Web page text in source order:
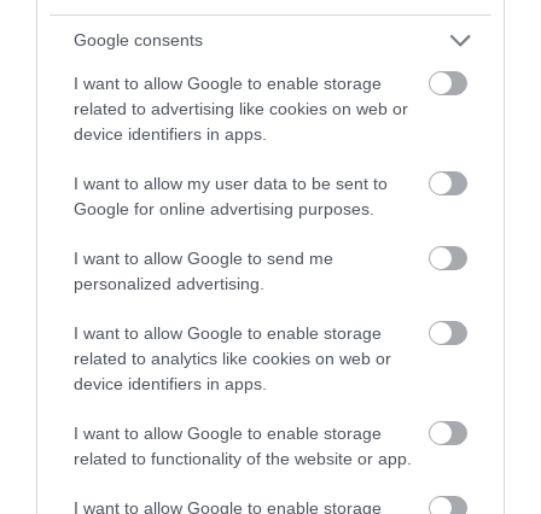
Google consents
I want to allow Google to enable storage
related to advertising like cookies on web or
device identifiers in apps.
I want to allow my user data to be sent to
Google for online advertising purposes.
I want to allow Google to send me
personalized advertising.
I want to allow Google to enable storage
related to analytics like cookies on web or
device identifiers in apps.
I want to allow Google to enable storage
related to functionality of the website or app.
I want to allow Google to enable storage
ÚJ MAGYAR KÜLÜGYI STRATÉGIA KÉSZÜL,
TELJES SZAKÍTÁS JÖN A...
AMIKÉRT ÉRDEMES MEGNÉZNI
2026. augusztus 08|Promóció
TÖBB MINT EGY HÓNAP IS LEHET, MIRE